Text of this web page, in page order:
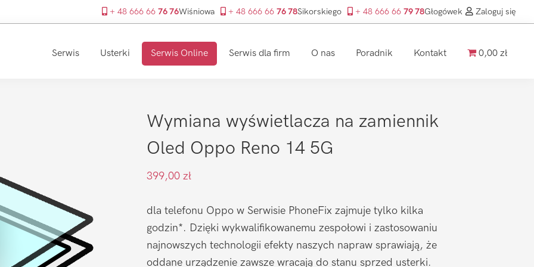
+ 48 666 66 76 76Wiśniowa + 48 666 66 76 78Sikorskiego + 48 666 66 79 78Głogówek Zaloguj się
Serwis Usterki Serwis Online Serwis dla firm O nas Poradnik Kontakt 0,00 zł
Wymiana wyświetlacza na zamiennik
Oled Oppo Reno 14 5G
399,00 zł
dla telefonu Oppo w Serwisie PhoneFix zajmuje tylko kilka
godzin*. Dzięki wykwalifikowanemu zespołowi i zastosowaniu
najnowszych technologii efekty naszych napraw sprawiają, że
oddane urządzenie zawsze wracają do stanu sprzed usterki.